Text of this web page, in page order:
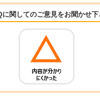
に関してのご意見をお聞かせ下